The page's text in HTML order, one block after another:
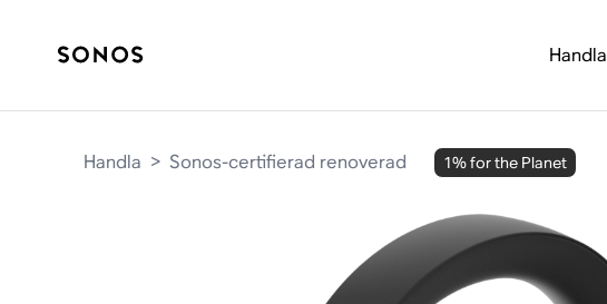
Handla
Handla > Sonos-certifierad renoverad 1% for the Planet